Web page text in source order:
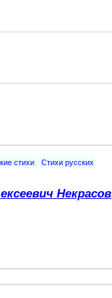
стихи
Стихи русских
Некрасов